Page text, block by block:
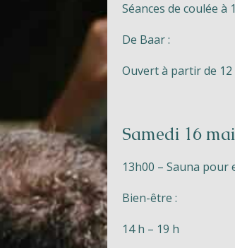
Contact
Séances de coulée à
De Baar :
Ouvert à partir de 12
Samedi 16
13h00 – Sauna
Bien-être :
14 h – 19 h